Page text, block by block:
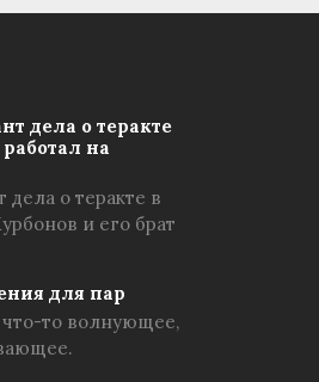
дела о теракте
на
о теракте в
и его брат
для пар
что-то волнующее,